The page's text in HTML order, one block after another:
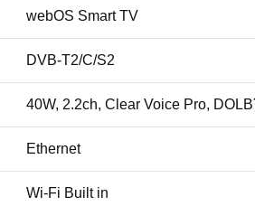
webOS Smart TV
DVB-T2/C/S2
40W, 2.2ch, Clear Voice Pro,
Ethernet
Wi-Fi Built in